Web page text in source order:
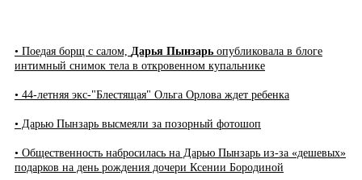
• Поедая борщ с салом, Дарья Пынзарь опубликовала в блоге
интимный снимок тела в откровенном купальнике
• 44-летняя экс-"Блестящая" Ольга Орлова ждет ребенка
• Дарью Пынзарь высмеяли за позорный фотошоп
• Общественность набросилась на Дарью Пынзарь из-за «дешевых»
подарков на день рождения дочери Ксении Бородиной